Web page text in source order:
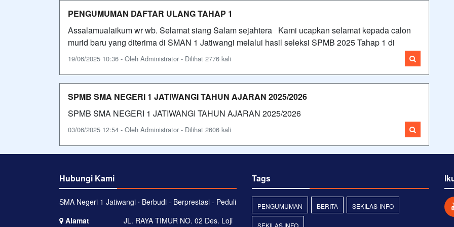
PENGUMUMAN DAFTAR ULANG TAHAP 1
Assalamualaikum wr wb. Selamat siang Salam sejahtera Kami ucapkan selamat kepada calon
murid baru yang diterima di SMAN 1 Jatiwangi melalui hasil seleksi SPMB 2025 Tahap 1 di
19/06/2025 10:36 - Oleh Administrator - Dilihat 2776 kali
SPMB SMA NEGERI 1 JATIWANGI TAHUN AJARAN 2025/2026
SPMB SMA NEGERI 1 JATIWANGI TAHUN AJARAN 2025/2026
03/06/2025 12:54 - Oleh Administrator - Dilihat 2606 kali
Hubungi Kami
SMA Negeri 1 Jatiwangi ⋅ Berbudi - Berprestasi - Peduli
Alamat
JL. RAYA TIMUR NO. 02 Des. Loji
Tags
PENGUMUMAN BERITA SEKILAS-INFO
SEKILAS INFO